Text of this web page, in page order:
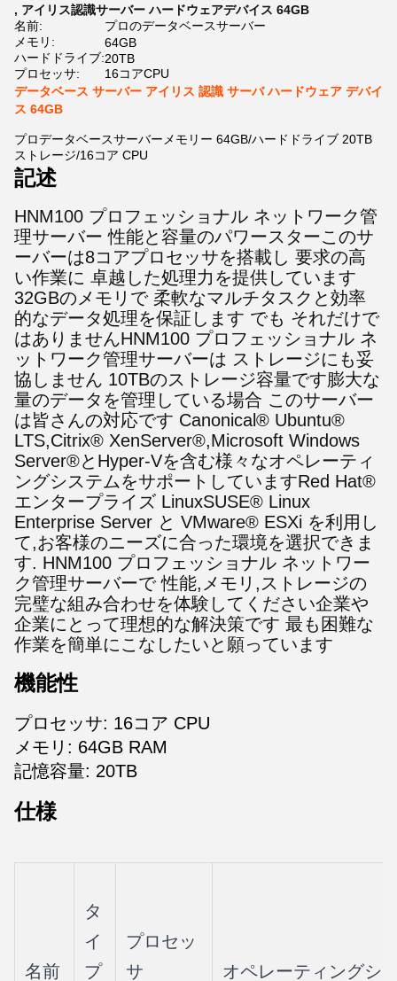
, アイリス認識サーバー ハードウェアデバイス 64GB
名前:
プロのデータベースサーバー
メモリ:
64GB
ハードドライブ:20TB
プロセッサ:
16コアCPU
データベース サーバー アイリス 認識 サーバ ハードウェア デバイ
ス 64GB
プロデータベースサーバーメモリー 64GB/ハードドライブ 20TB
ストレージ/16コア CPU
記述
HNM100 プロフェッショナル ネットワーク管
理サーバー 性能と容量のパワースターこのサ
ーバーは8コアプロセッサを搭載し 要求の高
い作業に 卓越した処理力を提供しています
32GBのメモリで 柔軟なマルチタスクと効率
的なデータ処理を保証します でも それだけで
はありませんHNM100 プロフェッショナル ネ
ットワーク管理サーバーは ストレージにも妥
協しません 10TBのストレージ容量です膨大な
量のデータを管理している場合 このサーバー
は皆さんの対応です Canonical® Ubuntu®
LTS,Citrix® XenServer®,Microsoft Windows
Server®とHyper-Vを含む様々なオペレーティ
ングシステムをサポートしていますRed Hat®
エンタープライズ LinuxSUSE® Linux
Enterprise Server と VMware® ESXi を利用し
て,お客様のニーズに合った環境を選択できま
す. HNM100 プロフェッショナル ネットワー
ク管理サーバーで 性能,メモリ,ストレージの
完璧な組み合わせを体験してください企業や
企業にとって理想的な解決策です 最も困難な
作業を簡単にこなしたいと願っています
機能性
プロセッサ: 16コア CPU
メモリ: 64GB RAM
記憶容量: 20TB
仕様
名前
タ
イ
プ
プロセッ
サ
オペレーティングシ